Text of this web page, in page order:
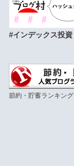
#インデックス投資
節約・貯蓄ランキング